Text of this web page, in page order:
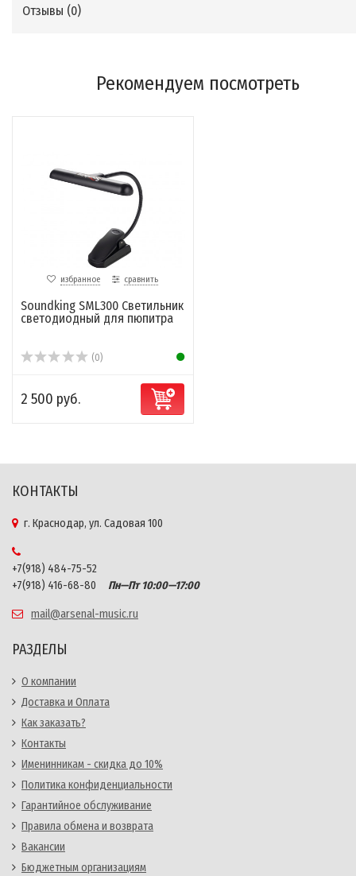
Отзывы (0)
Рекомендуем посмотреть
избранное сравнить
Soundking SML300 Светильник
светодиодный для пюпитра
(0)
2 500 руб.
КОНТАКТЫ
г. Краснодар, ул. Садовая 100
+7(918) 484-75-52
+7(918) 416-68-80
Пн—Пт 10:00—17:00
mail@arsenal-music.ru
РАЗДЕЛЫ
О компании
Доставка и Оплата
Как заказать?
Контакты
Именинникам - скидка до 10%
Политика конфиденциальности
Гарантийное обслуживание
Правила обмена и возврата
Вакансии
Бюджетным организациям